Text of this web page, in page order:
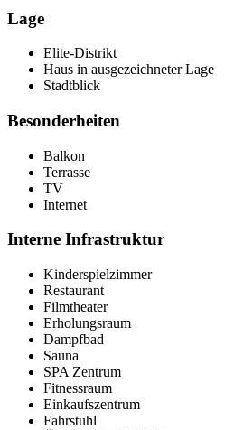
Lage
Elite-Distrikt
Haus in ausgezeichneter Lage
Stadtblick
Besonderheiten
Balkon
Terrasse
TV
Internet
Interne Infrastruktur
Kinderspielzimmer
Restaurant
Filmtheater
Erholungsraum
Dampfbad
Sauna
SPA Zentrum
Fitnessraum
Einkaufszentrum
Fahrstuhl